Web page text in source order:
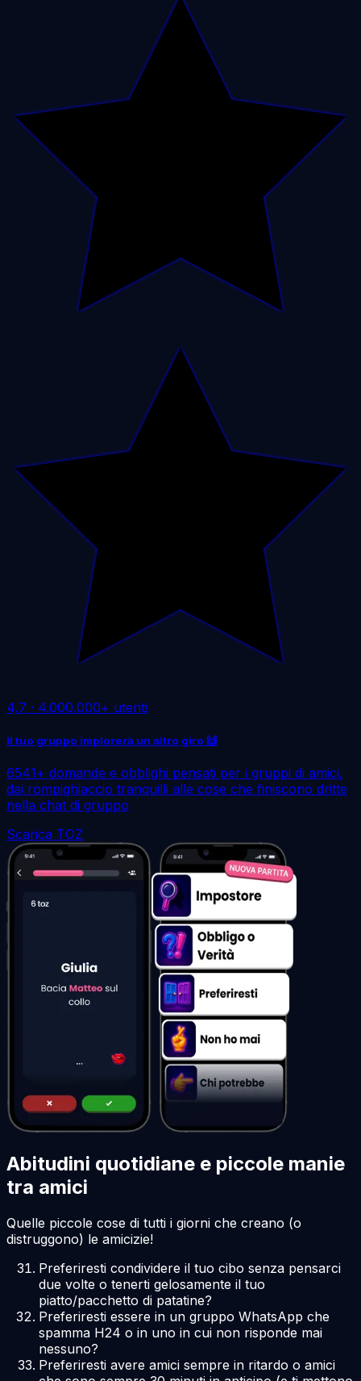
4,7 · 4.000.000+ utenti
Il tuo gruppo implorerà un altro giro 🙌
6541+ domande e obblighi pensati per i gruppi di amici,
dai rompighiaccio tranquilli alle cose che finiscono dritte
nella chat di gruppo
Scarica TOZ
Abitudini quotidiane e piccole manie
tra amici
Quelle piccole cose di tutti i giorni che creano (o
distruggono) le amicizie!
Preferiresti condividere il tuo cibo senza pensarci
due volte o tenerti gelosamente il tuo
piatto/pacchetto di patatine?
Preferiresti essere in un gruppo WhatsApp che
spamma H24 o in uno in cui non risponde mai
nessuno?
Preferiresti avere amici sempre in ritardo o amici